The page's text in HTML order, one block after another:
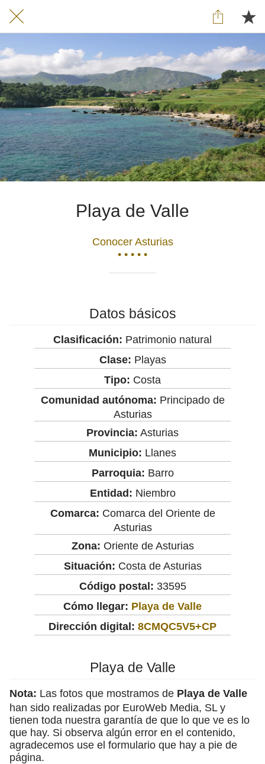
Playa de Valle
Conocer Asturias
• • • • •
Datos básicos
Clasificación: Patrimonio natural
Clase: Playas
Tipo: Costa
Comunidad autónoma: Principado de
Asturias
Provincia: Asturias
Municipio: Llanes
Parroquia: Barro
Entidad: Niembro
Comarca: Comarca del Oriente de
Asturias
Zona: Oriente de Asturias
Situación: Costa de Asturias
Código postal: 33595
Cómo llegar: Playa de Valle
Dirección digital: 8CMQC5V5+CP
Playa de Valle
Nota: Las fotos que mostramos de Playa de Valle
han sido realizadas por EuroWeb Media, SL y
tienen toda nuestra garantía de que lo que ve es lo
que hay. Si observa algún error en el contenido,
agradecemos use el formulario que hay a pie de
página.